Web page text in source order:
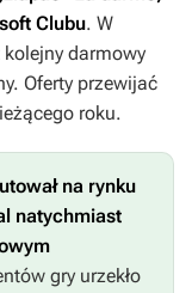
Clubu. W
darmowy
Oferty przewijać
roku.
na rynku
natychmiast
gry urzekło